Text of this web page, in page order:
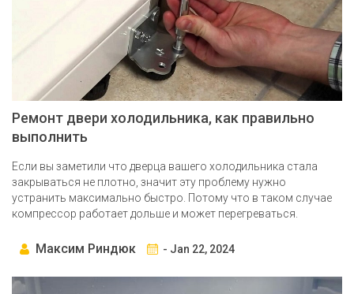
Ремонт двери холодильника, как правильно
выполнить
Если вы заметили что дверца вашего холодильника стала
закрываться не плотно, значит эту проблему нужно
устранить максимально быстро. Потому что в таком случае
компрессор работает дольше и может перегреваться.
Максим Риндюк - Jan 22, 2024